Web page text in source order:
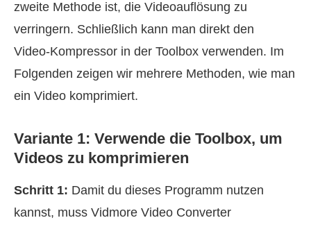
zweite Methode ist, die Videoauflösung zu
verringern. Schließlich kann man direkt den
Video‑Kompressor in der Toolbox verwenden. Im
Folgenden zeigen wir mehrere Methoden, wie man
ein Video komprimiert.
Variante 1: Verwende die Toolbox, um
Videos zu komprimieren
Schritt 1: Damit du dieses Programm nutzen
kannst, muss Vidmore Video Converter